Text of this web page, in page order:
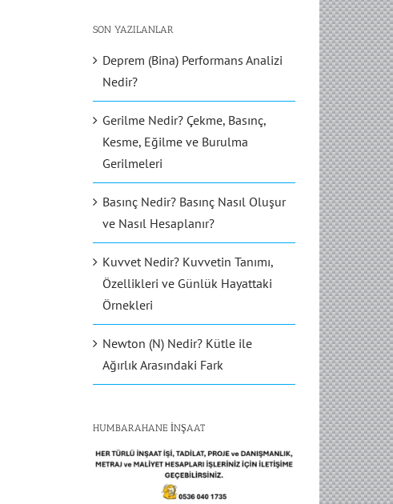
SON YAZILANLAR
Deprem (Bina) Performans Analizi
Nedir?
Gerilme Nedir? Çekme, Basınç,
Kesme, Eğilme ve Burulma
Gerilmeleri
Basınç Nedir? Basınç Nasıl Oluşur
ve Nasıl Hesaplanır?
Kuvvet Nedir? Kuvvetin Tanımı,
Özellikleri ve Günlük Hayattaki
Örnekleri
Newton (N) Nedir? Kütle ile
Ağırlık Arasındaki Fark
HUMBARAHANE İNŞAAT